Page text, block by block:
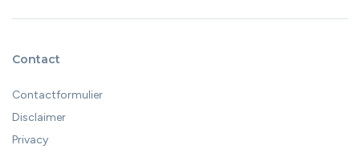
Contact
Contactformulier
Disclaimer
Privacy